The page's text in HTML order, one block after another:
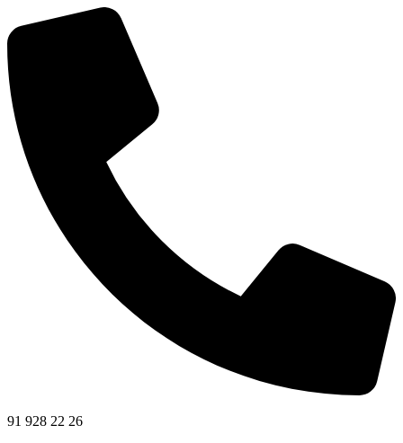
91 928 22 26